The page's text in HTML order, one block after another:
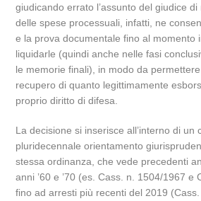
giudicando errato l’assunto del giudice di
delle spese processuali,
infatti,
ne
e la prova documentale fino al momento
liquidarle (quindi anche nelle fasi
le memorie finali),
in modo da
recupero di quanto legittimamente
proprio diritto di difesa.
La decisione si inserisce all’interno di un
pluridecennale orientamento
stessa ordinanza, che vede precedenti
anni ’60 e ’70 (es. Cass. n. 1504/1967 e
fino ad arresti più recenti del 2019 (Cass.